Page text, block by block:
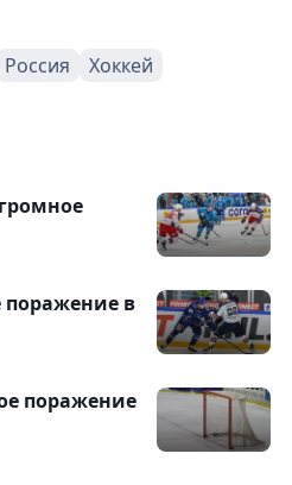
Россия
Хоккей
поражение в
поражение